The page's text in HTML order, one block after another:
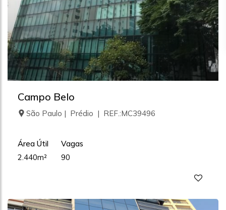
Campo Belo
São Paulo | Prédio | REF.:MC39496
Área Útil
2.440m²
Vagas
90